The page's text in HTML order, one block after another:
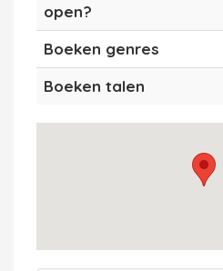
open?
Boeken genres
Boeken talen